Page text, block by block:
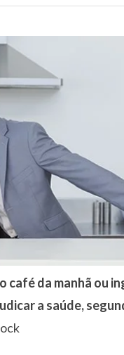
café da manhã ou
a saúde,